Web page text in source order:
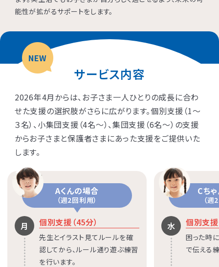
能性が拡がるサポートをします。
NEW
サービス内容
2026年4月からは、お子さま一人ひとりの成長に合わ
せた支援の選択肢がさらに広がります。個別支援（1〜
３名）、小集団支援（4名〜）、集団支援（6名〜）の支援
からお子さまと保護者さまにあった支援をご提供いた
します。
Aくんの場合
（週2回利用）
月 個別支援（45分）
先生とイラスト見てルールを確
認してから、ルール通り遊ぶ練習
を行います。
Cち
（週
水 個別支援
困った時
で伝える